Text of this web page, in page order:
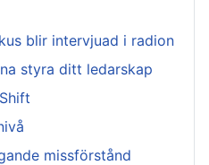
blir intervjuad i radion
styra ditt ledarskap
missförstånd